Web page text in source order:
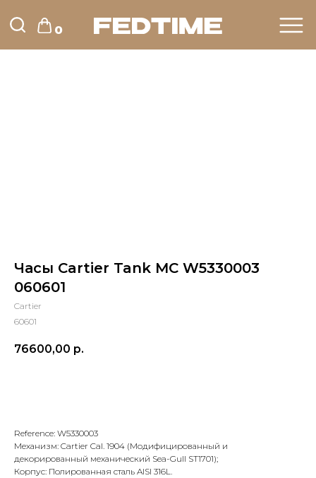
0
Часы Cartier Tank MC W5330003
060601
Cartier
60601
76600,00 р.
Reference: W5330003
Механизм: Cartier Cal. 1904 (Модифицированный и
декорированный механический Sea-Gull ST1701);
Корпус: Полированная сталь AISI 316L.